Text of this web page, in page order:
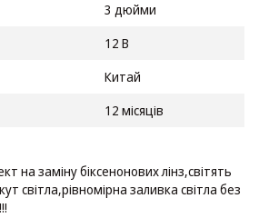
3 дюйми
12 В
Китай
12 місяців
на заміну біксенонових лінз,світять
світла,рівномірна заливка світла без